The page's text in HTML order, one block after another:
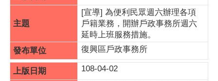
[宣導] 為便利民眾週六辦理各項
戶籍業務，開辦戶政事務所週六
延時上班服務措施。
復興區戶政事務所
108-04-02